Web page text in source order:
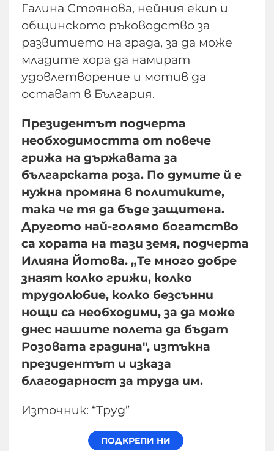
Галина Стоянова, нейния екип и
общинското ръководство за
развитието на града, за да може
младите хора да намират
удовлетворение и мотив да
остават в България.
Президентът подчерта
необходимостта от повече
грижа на държавата за
българската роза. По думите й е
нужна промяна в политиките,
така че тя да бъде защитена.
Другото най-голямо богатство
са хората на тази земя, подчерта
Илияна Йотова. „Те много добре
знаят колко грижи, колко
трудолюбие, колко безсънни
нощи са необходими, за да може
днес нашите полета да бъдат
Розовата градина", изтъкна
президентът и изказа
благодарност за труда им.
Източник: “Труд”